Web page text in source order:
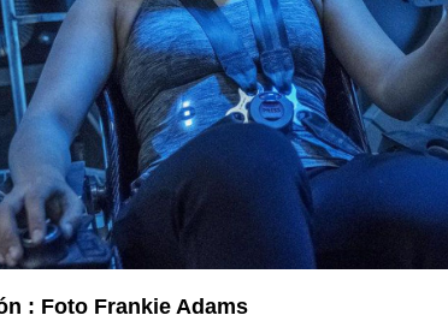
: Foto Frankie Adams